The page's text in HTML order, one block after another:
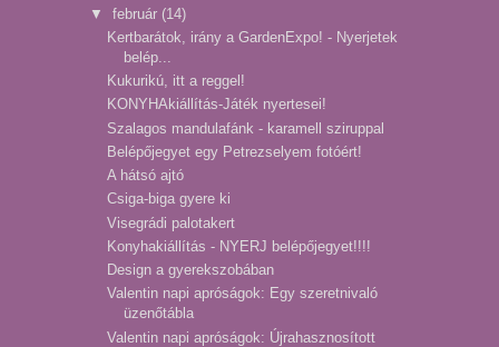
▼ február (14)
Kertbarátok, irány a GardenExpo! - Nyerjetek
belép...
Kukurikú, itt a reggel!
KONYHAkiállítás-Játék nyertesei!
Szalagos mandulafánk - karamell sziruppal
Belépőjegyet egy Petrezselyem fotóért!
A hátsó ajtó
Csiga-biga gyere ki
Visegrádi palotakert
Konyhakiállítás - NYERJ belépőjegyet!!!!
Design a gyerekszobában
Valentin napi apróságok: Egy szeretnivaló
üzenőtábla
Valentin napi apróságok: Újrahasznosított